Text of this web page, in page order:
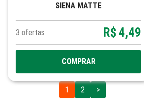
SIENA MATTE
3 ofertas R$ 4,49
COMPRAR
1 2 >